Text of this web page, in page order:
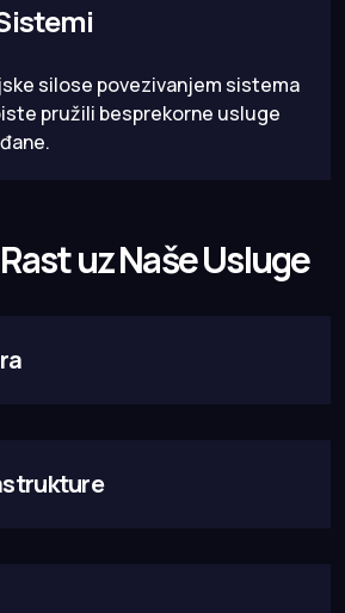
silose povezivanjem sistema
pružili besprekorne usluge
uz Naše Usluge